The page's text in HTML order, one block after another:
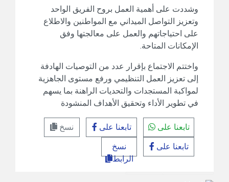
وشددت على أهمية العمل بروح الفريق الواحد
وتعزيز التواصل الميداني مع المواطنين والاطلاع
على احتياجاتهم والعمل على معالجتها وفق
الإمكانات المتاحة.
واختتم الاجتماع بإقرار عدد من التوصيات الهادفة
إلى تعزيز العمل التنظيمي ورفع مستوى الجاهزية
لمواكبة المستجدات والتحديات الراهنة بما يسهم
في تطوير الأداء وتحقيق الأهداف المنشودة
تابعنا على تابعنا على
نسخ
تابعنا على
نسخ
الرابط